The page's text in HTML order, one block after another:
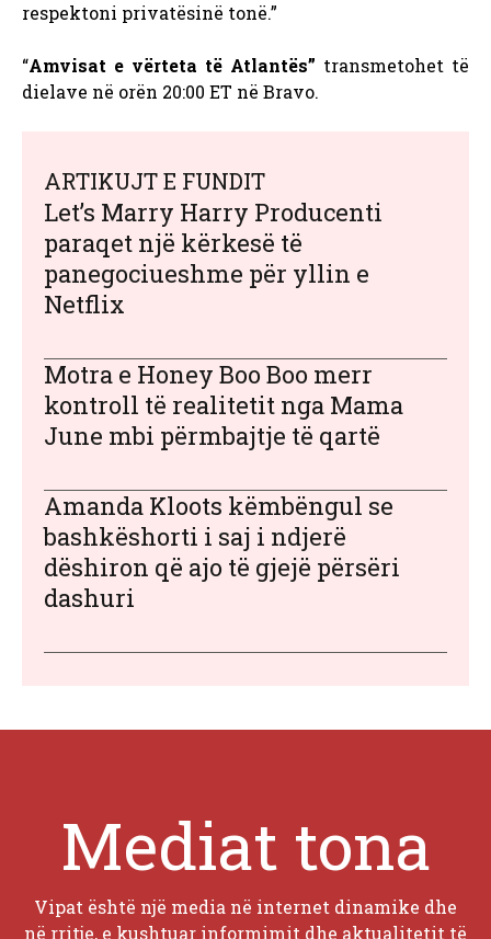
respektoni privatësinë tonë.”
“Amvisat e vërteta të Atlantës” transmetohet të
dielave në orën 20:00 ET në Bravo.
ARTIKUJT E FUNDIT
Let’s Marry Harry Producenti
paraqet një kërkesë të
panegociueshme për yllin e
Netflix
Motra e Honey Boo Boo merr
kontroll të realitetit nga Mama
June mbi përmbajtje të qartë
Amanda Kloots këmbëngul se
bashkëshorti i saj i ndjerë
dëshiron që ajo të gjejë përsëri
dashuri
Mediat tona
Vipat është një media në internet dinamike dhe
në rritje, e kushtuar informimit dhe aktualitetit të